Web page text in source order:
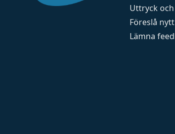
Uttryck
Föreslå
Lämna